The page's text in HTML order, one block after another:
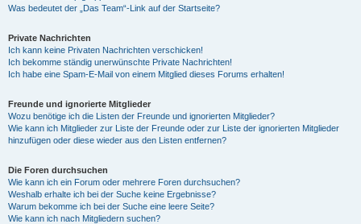
Was bedeutet der „Das Team“-Link auf der Startseite?
Private Nachrichten
Ich kann keine Privaten Nachrichten verschicken!
Ich bekomme ständig unerwünschte Private Nachrichten!
Ich habe eine Spam-E-Mail von einem Mitglied dieses Forums erhalten!
Freunde und ignorierte Mitglieder
Wozu benötige ich die Listen der Freunde und ignorierten Mitglieder?
Wie kann ich Mitglieder zur Liste der Freunde oder zur Liste der ignorierten Mitglieder
hinzufügen oder diese wieder aus den Listen entfernen?
Die Foren durchsuchen
Wie kann ich ein Forum oder mehrere Foren durchsuchen?
Weshalb erhalte ich bei der Suche keine Ergebnisse?
Warum bekomme ich bei der Suche eine leere Seite?
Wie kann ich nach Mitgliedern suchen?